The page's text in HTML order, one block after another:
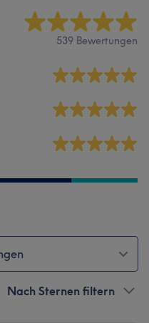
539 Bewertungen
Nach Sternen filtern